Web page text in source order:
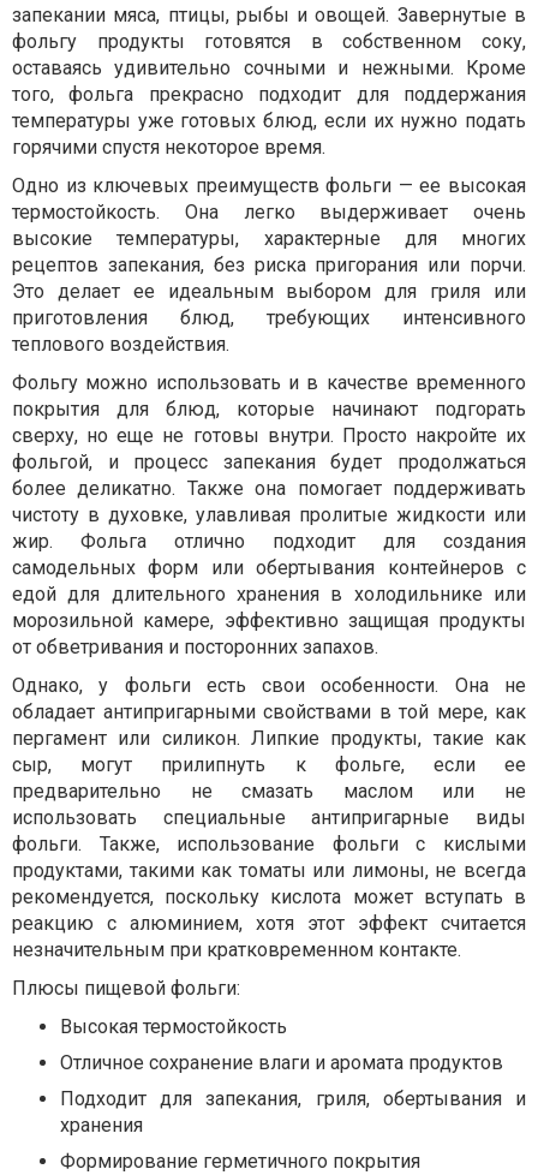
запекании мяса, птицы, рыбы и овощей. Завернутые в
фольгу продукты готовятся в собственном соку,
оставаясь удивительно сочными и нежными. Кроме
того, фольга прекрасно подходит для поддержания
температуры уже готовых блюд, если их нужно подать
горячими спустя некоторое время.
Одно из ключевых преимуществ фольги — ее высокая
термостойкость. Она легко выдерживает очень
высокие температуры, характерные для многих
рецептов запекания, без риска пригорания или порчи.
Это делает ее идеальным выбором для гриля или
приготовления блюд, требующих интенсивного
теплового воздействия.
Фольгу можно использовать и в качестве временного
покрытия для блюд, которые начинают подгорать
сверху, но еще не готовы внутри. Просто накройте их
фольгой, и процесс запекания будет продолжаться
более деликатно. Также она помогает поддерживать
чистоту в духовке, улавливая пролитые жидкости или
жир. Фольга отлично подходит для создания
самодельных форм или обертывания контейнеров с
едой для длительного хранения в холодильнике или
морозильной камере, эффективно защищая продукты
от обветривания и посторонних запахов.
Однако, у фольги есть свои особенности. Она не
обладает антипригарными свойствами в той мере, как
пергамент или силикон. Липкие продукты, такие как
сыр, могут прилипнуть к фольге, если ее
предварительно не смазать маслом или не
использовать специальные антипригарные виды
фольги. Также, использование фольги с кислыми
продуктами, такими как томаты или лимоны, не всегда
рекомендуется, поскольку кислота может вступать в
реакцию с алюминием, хотя этот эффект считается
незначительным при кратковременном контакте.
Плюсы пищевой фольги:
Высокая термостойкость
Отличное сохранение влаги и аромата продуктов
Подходит для запекания, гриля, обертывания и
хранения
Формирование герметичного покрытия